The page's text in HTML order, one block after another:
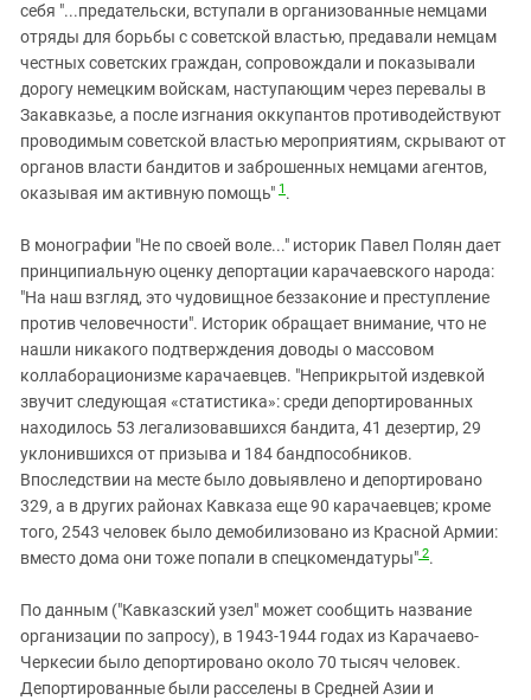
себя "...предательски, вступали в организованные немцами
отряды для борьбы с советской властью, предавали немцам
честных советских граждан, сопровождали и показывали
дорогу немецким войскам, наступающим через перевалы в
Закавказье, а после изгнания оккупантов противодействуют
проводимым советской властью мероприятиям, скрывают от
органов власти бандитов и заброшенных немцами агентов,
оказывая им активную помощь" 1 .
В монографии "Не по своей воле..." историк Павел Полян дает
принципиальную оценку депортации карачаевского народа:
"На наш взгляд, это чудовищное беззаконие и преступление
против человечности". Историк обращает внимание, что не
нашли никакого подтверждения доводы о массовом
коллаборационизме карачаевцев. "Неприкрытой издевкой
звучит следующая «статистика»: среди депортированных
находилось 53 легализовавшихся бандита, 41 дезертир, 29
уклонившихся от призыва и 184 бандпособников.
Впоследствии на месте было довыявлено и депортировано
329, а в других районах Кавказа еще 90 карачаевцев; кроме
того, 2543 человек было демобилизовано из Красной Армии:
вместо дома они тоже попали в спецкомендатуры" 2.
По данным ("Кавказский узел" может сообщить название
организации по запросу), в 1943-1944 годах из Карачаево-
Черкесии было депортировано около 70 тысяч человек.
Депортированные были расселены в Средней Азии и